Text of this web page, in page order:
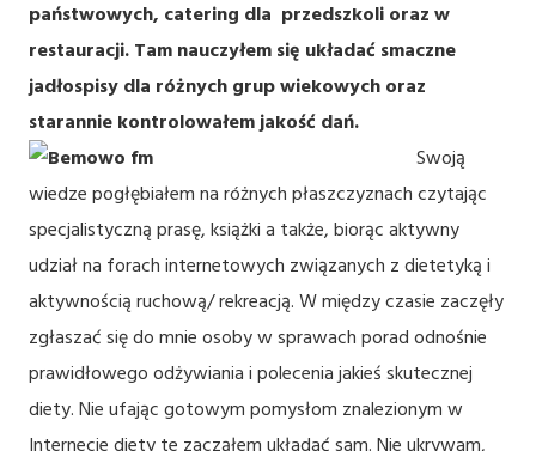
państwowych, catering dla przedszkoli oraz w
restauracji. Tam nauczyłem się układać smaczne
jadłospisy dla różnych grup wiekowych oraz
starannie kontrolowałem jakość dań.
Swoją
wiedze pogłębiałem na różnych płaszczyznach czytając
specjalistyczną prasę, książki a także, biorąc aktywny
udział na forach internetowych związanych z dietetyką i
aktywnością ruchową/ rekreacją. W między czasie zaczęły
zgłaszać się do mnie osoby w sprawach porad odnośnie
prawidłowego odżywiania i polecenia jakieś skutecznej
diety. Nie ufając gotowym pomysłom znalezionym w
Internecie diety te zacząłem układać sam. Nie ukrywam,